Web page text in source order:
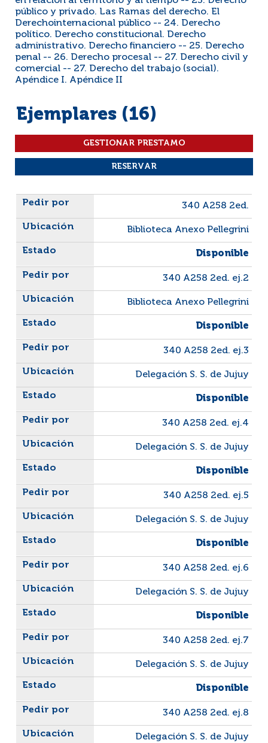
público y privado. Las Ramas del derecho. El
Derechointernacional público -- 24. Derecho
político. Derecho constitucional. Derecho
administrativo. Derecho financiero -- 25. Derecho
penal -- 26. Derecho procesal -- 27. Derecho civil y
comercial -- 27. Derecho del trabajo (social).
Apéndice I. Apéndice II
Ejemplares (16)
Liste des exemplaires
340 A258 2ed.
Biblioteca Anexo Pellegrini
Disponible
340 A258 2ed. ej.2
Biblioteca Anexo Pellegrini
Disponible
340 A258 2ed. ej.3
Delegación S. S. de Jujuy
Disponible
340 A258 2ed. ej.4
Delegación S. S. de Jujuy
Disponible
340 A258 2ed. ej.5
Delegación S. S. de Jujuy
Disponible
340 A258 2ed. ej.6
Delegación S. S. de Jujuy
Disponible
340 A258 2ed. ej.7
Delegación S. S. de Jujuy
Disponible
340 A258 2ed. ej.8
Delegación S. S. de Jujuy